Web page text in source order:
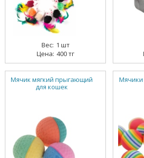
1 шт
400 тг
Мячик мягкий прыгающий
для кошек
Мячики